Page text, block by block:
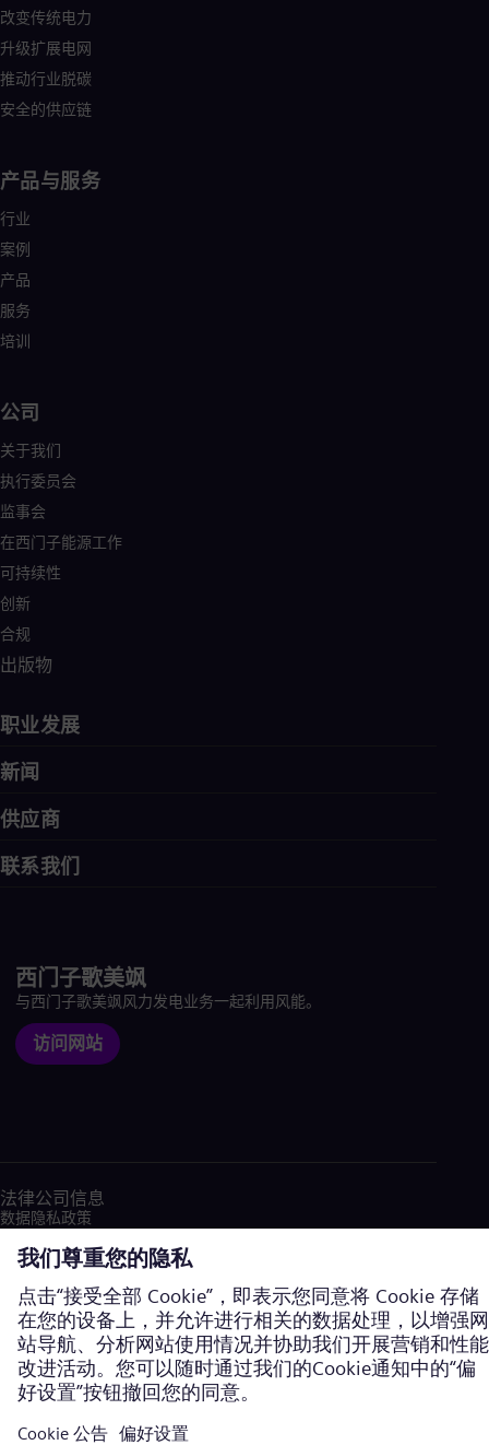
改变传统电力
升级扩展电网
推动行业脱碳
安全的供应链
产品与服务
行业
案例
产品
服务
培训
公司
关于我们
执行委员会
监事会
在西门子能源工作
可持续性
创新
合规
出版物
职业发展
新闻
供应商
联系我们
西门子歌美飒
与西门子歌美飒风力发电业务一起利用风能。
访问网站
法律公司信息
数据隐私政策
Cookie声明
使用条款
加密通信
西门子能源商标由西门子股份公司授权使用。©西门子能源，2026